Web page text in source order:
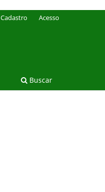
Buscar
Cadastro Acesso